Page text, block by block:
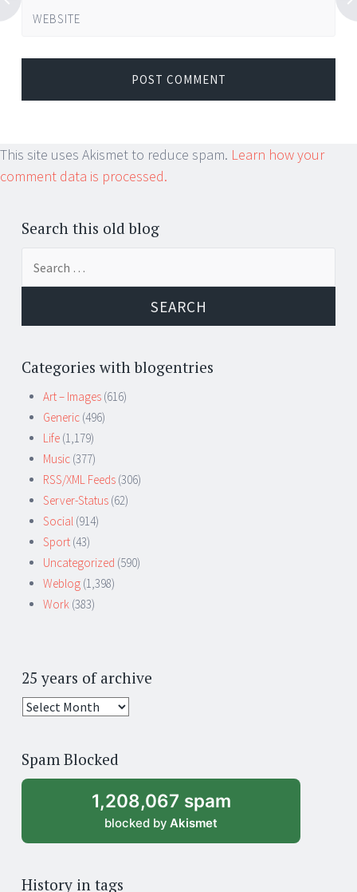
WEBSITE
This site uses Akismet to reduce spam. Learn how your
comment data is processed.
Search this old blog
Categories with blogentries
Art – Images (616)
Generic (496)
Life (1,179)
Music (377)
RSS/XML Feeds (306)
Server-Status (62)
Social (914)
Sport (43)
Uncategorized (590)
Weblog (1,398)
Work (383)
25 years of archive
25
archive
Spam Blocked
1,208,067 spam
blocked by Akismet
History in tags